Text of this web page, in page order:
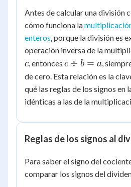
Antes de calcular una división
cómo funciona la
enteros, porque la división es
operación inversa de la
c, entonces c
\div
b =
a
c ÷ b = a,
de cero. Esta relación es la
qué las reglas de los signos en
idénticas a las de la
Reglas de los signos al
Para saber el signo del
comparar los signos del